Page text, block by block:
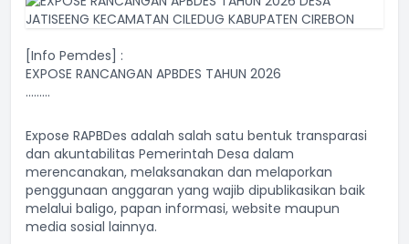
[Info Pemdes] :
EXPOSE RANCANGAN APBDES TAHUN 2026
.........
Expose RAPBDes adalah salah satu bentuk transparasi
dan akuntabilitas Pemerintah Desa dalam
merencanakan, melaksanakan dan melaporkan
penggunaan anggaran yang wajib dipublikasikan baik
melalui baligo, papan informasi, website maupun
media sosial lainnya.